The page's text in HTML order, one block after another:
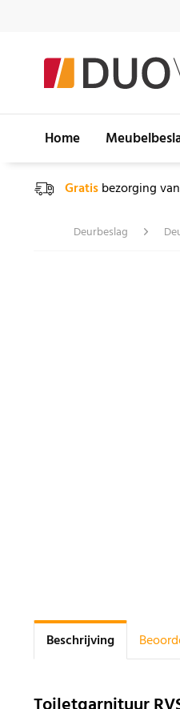
Home
Gratisbezorging
Deurbeslag
Beschrijving